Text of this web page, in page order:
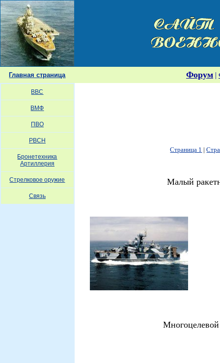
Главная страница Форум |
ВВС
ВМФ
ПВО
РВСН
Бронетехника
Артиллерия
Стрелковое оружие
Связь
Страница 1 |
Малый
Многоцелевой